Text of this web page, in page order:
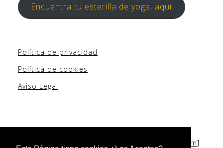
Encuentra tu esterilla de yoga, aquí
Política de privacidad
Política de cookies
Aviso Legal
Copyright © [2019-2022] [ Empezandopormi.com]